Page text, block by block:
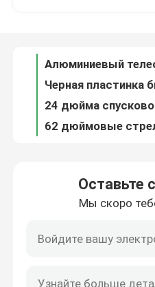
О Компании
Наша фабрика
контактные данные
Отправить запрос
Охотничье скобки
Оставьте
Мы скоро